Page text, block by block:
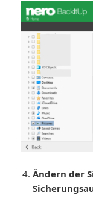
Ändern der